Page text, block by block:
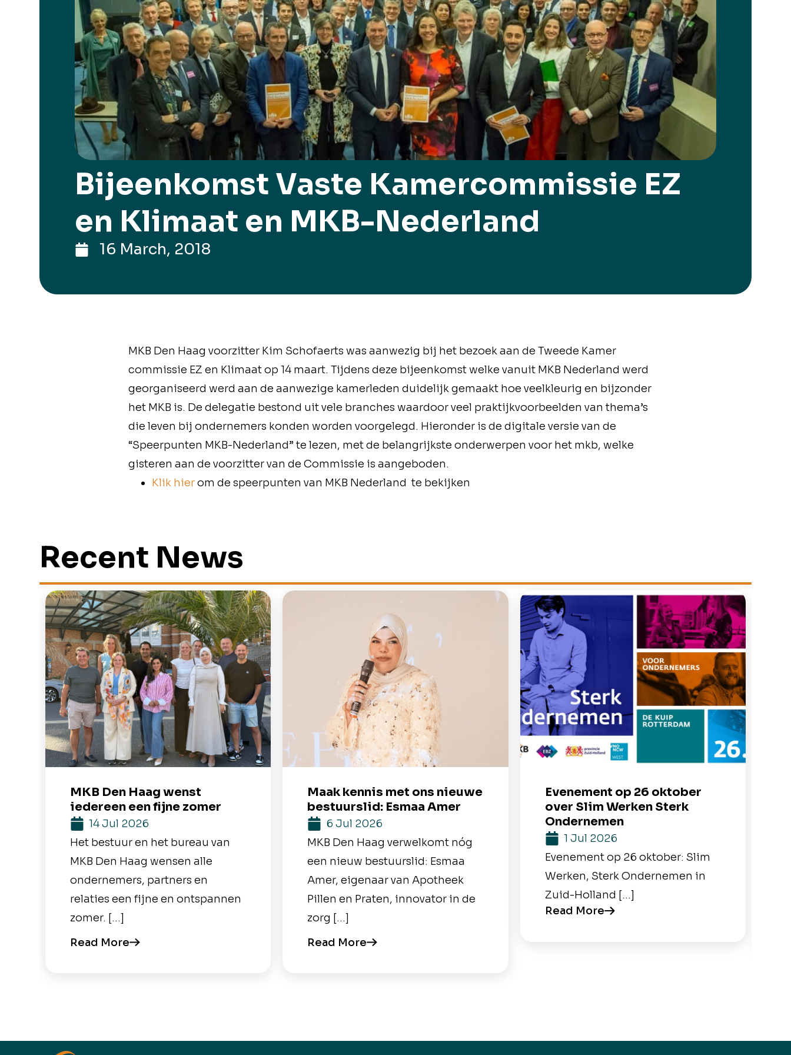
Bijeenkomst Vaste Kamercommissie EZ
en Klimaat en MKB-Nederland
16 March, 2018
MKB Den Haag voorzitter Kim Schofaerts was aanwezig bij het bezoek aan de Tweede Kamer
commissie EZ en Klimaat op 14 maart. Tijdens deze bijeenkomst welke vanuit MKB Nederland werd
georganiseerd werd aan de aanwezige kamerleden duidelijk gemaakt hoe veelkleurig en bijzonder
het MKB is. De delegatie bestond uit vele branches waardoor veel praktijkvoorbeelden van thema’s
die leven bij ondernemers konden worden voorgelegd. Hieronder is de digitale versie van de
“Speerpunten MKB-Nederland” te lezen, met de belangrijkste onderwerpen voor het mkb, welke
gisteren aan de voorzitter van de Commissie is aangeboden.
Klik hierom de speerpunten van MKB Nederland te bekijken
Recent News
MKB Den Haag wenst
iedereen een fijne zomer
14 Jul 2026
Het bestuur en het bureau van
MKB Den Haag wensen alle
ondernemers, partners en
relaties een fijne en ontspannen
zomer. […]
Read More
Maak kennis met ons nieuwe
bestuurslid: Esmaa Amer
6 Jul 2026
MKB Den Haag verwelkomt nóg
een nieuw bestuurslid: Esmaa
Amer, eigenaar van Apotheek
Pillen en Praten, innovator in de
zorg […]
Read More
Evenement op 26 oktober
over Slim Werken Sterk
Ondernemen
1 Jul 2026
Evenement op 26 oktober: Slim
Werken, Sterk Ondernemen in
Zuid-Holland […]
Read More